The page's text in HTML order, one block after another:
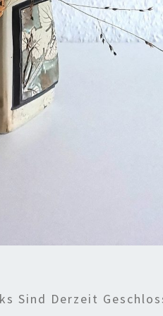
Sind Derzeit